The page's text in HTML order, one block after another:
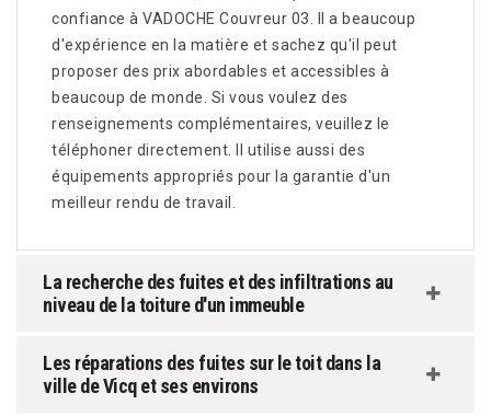
confiance à VADOCHE Couvreur 03. Il a beaucoup
d'expérience en la matière et sachez qu'il peut
proposer des prix abordables et accessibles à
beaucoup de monde. Si vous voulez des
renseignements complémentaires, veuillez le
téléphoner directement. Il utilise aussi des
équipements appropriés pour la garantie d'un
meilleur rendu de travail.
La recherche des fuites et des infiltrations au
niveau de la toiture d'un immeuble
Les réparations des fuites sur le toit dans la
ville de Vicq et ses environs